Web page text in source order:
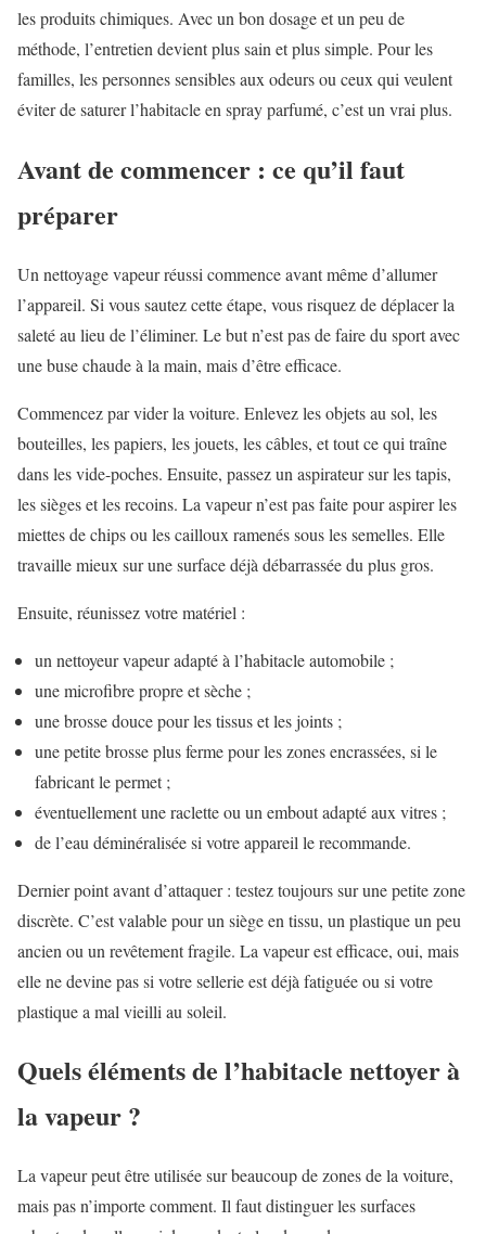
les produits chimiques. Avec un bon dosage et un peu de
méthode, l’entretien devient plus sain et plus simple. Pour les
familles, les personnes sensibles aux odeurs ou ceux qui veulent
éviter de saturer l’habitacle en spray parfumé, c’est un vrai plus.
Avant de commencer : ce qu’il faut
préparer
Un nettoyage vapeur réussi commence avant même d’allumer
l’appareil. Si vous sautez cette étape, vous risquez de déplacer la
saleté au lieu de l’éliminer. Le but n’est pas de faire du sport avec
une buse chaude à la main, mais d’être efficace.
Commencez par vider la voiture. Enlevez les objets au sol, les
bouteilles, les papiers, les jouets, les câbles, et tout ce qui traîne
dans les vide-poches. Ensuite, passez un aspirateur sur les tapis,
les sièges et les recoins. La vapeur n’est pas faite pour aspirer les
miettes de chips ou les cailloux ramenés sous les semelles. Elle
travaille mieux sur une surface déjà débarrassée du plus gros.
Ensuite, réunissez votre matériel :
un nettoyeur vapeur adapté à l’habitacle automobile ;
une microfibre propre et sèche ;
une brosse douce pour les tissus et les joints ;
une petite brosse plus ferme pour les zones encrassées, si le
fabricant le permet ;
éventuellement une raclette ou un embout adapté aux vitres ;
de l’eau déminéralisée si votre appareil le recommande.
Dernier point avant d’attaquer : testez toujours sur une petite zone
discrète. C’est valable pour un siège en tissu, un plastique un peu
ancien ou un revêtement fragile. La vapeur est efficace, oui, mais
elle ne devine pas si votre sellerie est déjà fatiguée ou si votre
plastique a mal vieilli au soleil.
Quels éléments de l’habitacle nettoyer à
la vapeur ?
La vapeur peut être utilisée sur beaucoup de zones de la voiture,
mais pas n’importe comment. Il faut distinguer les surfaces